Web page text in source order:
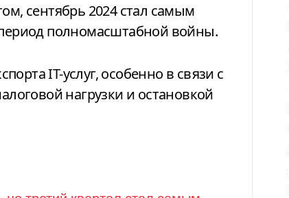
сентябрь 2024 стал самым
полномасштабной войны.
IT-услуг, особенно в связи с
нагрузки и остановкой